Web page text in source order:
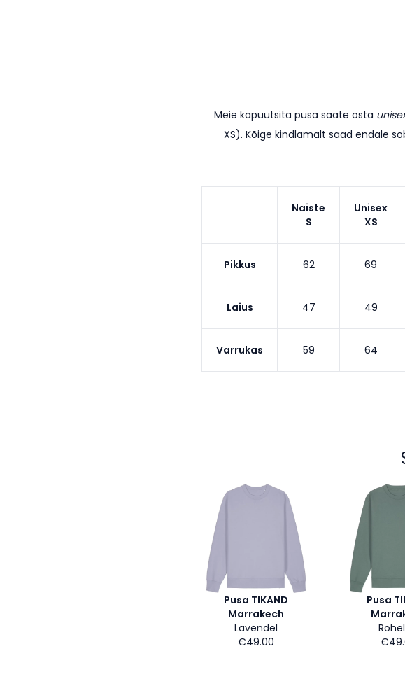
Meie kapuutsita pusa saate osta
XS). Kõige kindlamalt saad endale
Naiste
S
Unisex
XS
Pikkus 62 69
Laius 47 49
Varrukas 59 64
Pusa TIKAND
Marrakech
Lavendel
€49.00
Pusa